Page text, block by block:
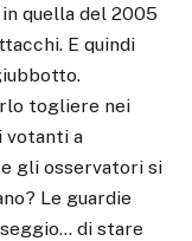
quella del 2005
E quindi
togliere nei
votanti a
gli osservatori si
Le guardie
di stare